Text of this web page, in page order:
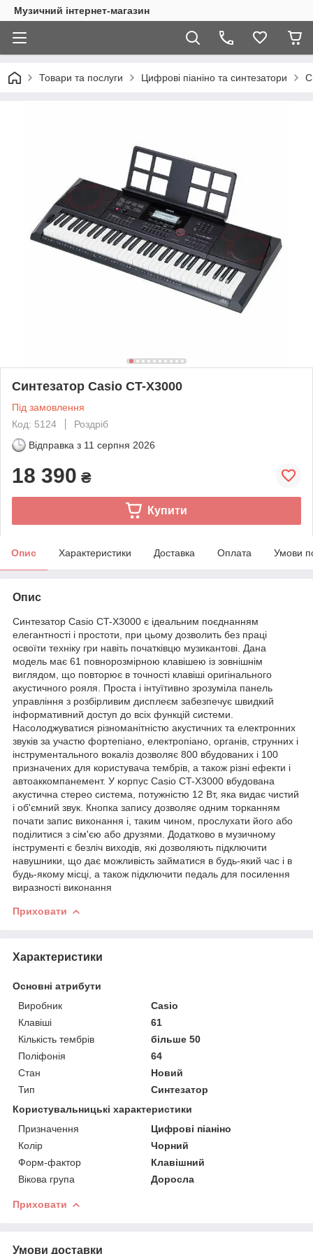
Музичний інтернет-магазин
Товари та послуги Цифрові піаніно та синтезатори
Синтезатор Casio CT-X3000
Під замовлення
Код: 5124
Роздріб
Відправка з 11 серпня 2026
18 390 ₴
Купити
Опис Характеристики Доставка Оплата Умови
Опис
Синтезатор Casio CT-X3000 є ідеальним поєднанням
елегантності і простоти, при цьому дозволить без праці
освоїти техніку гри навіть початківцю музикантові. Дана
модель має 61 повнорозмірною клавішею із зовнішнім
виглядом, що повторює в точності клавіші оригінального
акустичного рояля. Проста і інтуїтивно зрозуміла панель
управління з розбірливим дисплеєм забезпечує швидкий
інформативний доступ до всіх функцій системи.
Насолоджуватися різноманітністю акустичних та електронних
звуків за участю фортепіано, електропіано, органів, струнних і
інструментального вокаліз дозволяє 800 вбудованих і 100
призначених для користувача тембрів, а також різні ефекти і
автоаккомпанемент. У корпус Casio CT-X3000 вбудована
акустична стерео система, потужністю 12 Вт, яка видає чистий
і об'ємний звук. Кнопка запису дозволяє одним торканням
почати запис виконання і, таким чином, прослухати його або
поділитися з сім'єю або друзями. Додатково в музичному
інструменті є безліч виходів, які дозволяють підключити
навушники, що дає можливість займатися в будь-який час і в
будь-якому місці, а також підключити педаль для посилення
виразності виконання
Приховати
Характеристики
Основні атрибути
Виробник
Casio
Клавіші
61
Кількість тембрів
більше 50
Поліфонія
64
Стан
Новий
Тип
Синтезатор
Користувальницькі характеристики
Призначення
Цифрові піаніно
Колір
Чорний
Форм-фактор
Клавішний
Вікова група
Доросла
Приховати
Умови доставки